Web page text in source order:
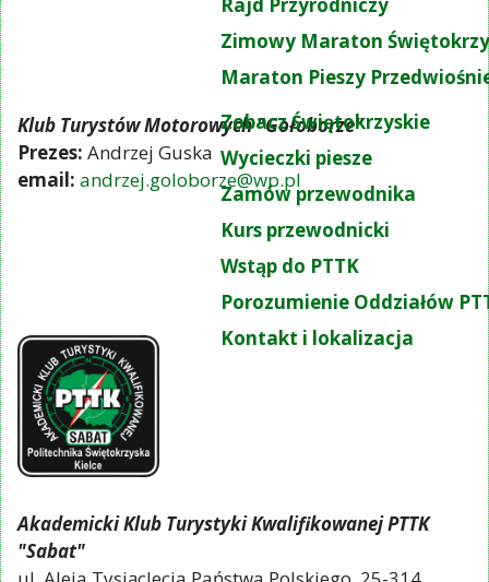
Zimowy Maraton
Maraton Pieszy
Zobacz Świętokrzyskie
Wycieczki piesze
Zamów przewodnika
Kurs przewodnicki
Wstąp do PTTK
Porozumienie Oddziałów
Kontakt i lokalizacja
Klub Turystów Motorowych "Gołoborze"
Prezes: Andrzej Guska
email: andrzej.goloborze@wp.pl
Akademicki Klub Turystyki Kwalifikowanej PTTK
"Sabat"